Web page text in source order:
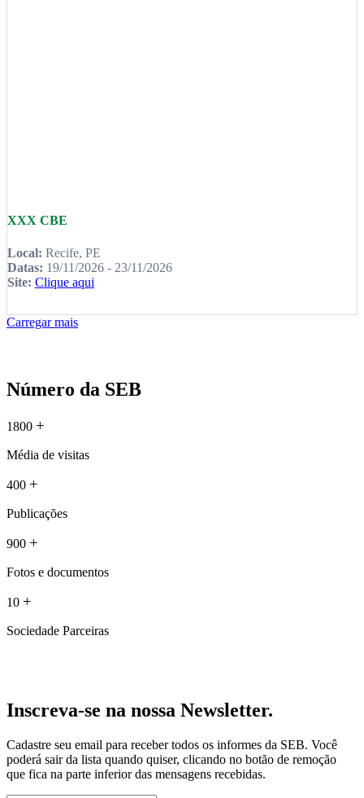
XXX CBE
Local: Recife, PE
Datas: 19/11/2026 - 23/11/2026
Site: Clique aqui
Carregar mais
Número da SEB
1800 +
Média de visitas
400 +
Publicações
900 +
Fotos e documentos
10 +
Sociedade Parceiras
Inscreva-se na nossa Newsletter.
Cadastre seu email para receber todos os informes da SEB. Você
poderá sair da lista quando quiser, clicando no botão de remoção
que fica na parte inferior das mensagens recebidas.